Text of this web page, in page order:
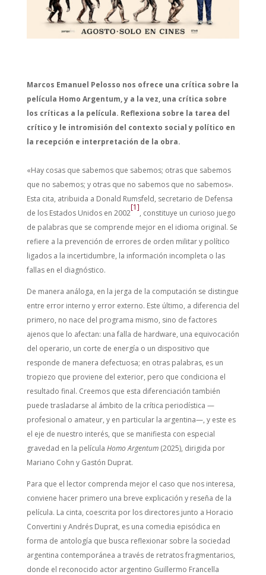
Marcos Emanuel Pelosso nos ofrece una crítica sobre la
película Homo Argentum, y a la vez, una crítica sobre
los críticas a la película. Reflexiona sobre la tarea del
crítico y le intromisión del contexto social y político en
la recepción e interpretación de la obra.
«Hay cosas que sabemos que sabemos; otras que sabemos
que no sabemos; y otras que no sabemos que no sabemos».
Esta cita, atribuida a Donald Rumsfeld, secretario de Defensa
de los Estados Unidos en 2002
[1]
, constituye un curioso juego
de palabras que se comprende mejor en el idioma original. Se
refiere a la prevención de errores de orden militar y político
ligados a la incertidumbre, la información incompleta o las
fallas en el diagnóstico.
De manera análoga, en la jerga de la computación se distingue
entre error interno y error externo. Este último, a diferencia del
primero, no nace del programa mismo, sino de factores
ajenos que lo afectan: una falla de hardware, una equivocación
del operario, un corte de energía o un dispositivo que
responde de manera defectuosa; en otras palabras, es un
tropiezo que proviene del exterior, pero que condiciona el
resultado final. Creemos que esta diferenciación también
puede trasladarse al ámbito de la crítica periodística —
profesional o amateur, y en particular la argentina—, y este es
el eje de nuestro interés, que se manifiesta con especial
gravedad en la película Homo Argentum(2025), dirigida por
Mariano Cohn y Gastón Duprat.
Para que el lector comprenda mejor el caso que nos interesa,
conviene hacer primero una breve explicación y reseña de la
película. La cinta, coescrita por los directores junto a Horacio
Convertini y Andrés Duprat, es una comedia episódica en
forma de antología que busca reflexionar sobre la sociedad
argentina contemporánea a través de retratos fragmentarios,
donde el reconocido actor argentino Guillermo Francella